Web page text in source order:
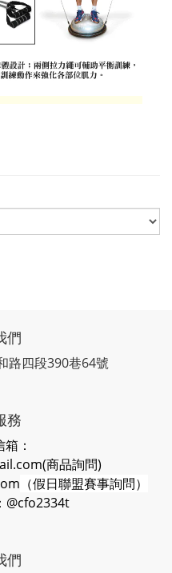
們
路四段390巷64號
務
：
商品詢問)
（假日聯盟賽事詢問）
@cfo2334t
們